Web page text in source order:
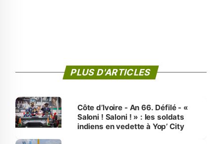
PLUS D'ARTICLES
Côte d’Ivoire - An 66. Défilé - «
Saloni ! Saloni ! » : les soldats
indiens en vedette à Yop’ City